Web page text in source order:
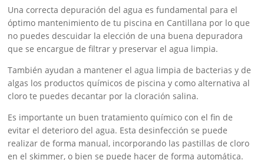
Una correcta depuración del agua es fundamental para el
óptimo mantenimiento de tu piscina en Cantillana por lo que
no puedes descuidar la elección de una buena depuradora
que se encargue de filtrar y preservar el agua limpia.
También ayudan a mantener el agua limpia de bacterias y de
algas los productos químicos de piscina y como alternativa al
cloro te puedes decantar por la cloración salina.
Es importante un buen tratamiento químico con el fin de
evitar el deterioro del agua. Esta desinfección se puede
realizar de forma manual, incorporando las pastillas de cloro
en el skimmer, o bien se puede hacer de forma automática.